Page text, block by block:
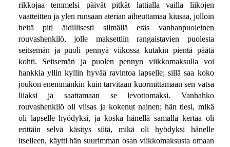
rikkojaa temmelsi päivät pitkät lattialla vailla liikojen
vaatteitten ja ylen runsaan aterian aiheuttamaa kiusaa, jolloin
heitä piti äidillisesti silmällä eräs vanhanpuoleinen
rouvashenkilö, jolle maksettiin rangaistavien puolesta
seitsemän ja puoli pennyä viikossa kutakin pientä päätä
kohti. Seitsemän ja puolen pennyn viikkomaksulla voi
hankkia yllin kyllin hyvää ravintoa lapselle; sillä saa koko
joukon enemmänkin kuin tarvitaan kuormittamaan sen vatsa
liiaksi ja saattamaan se levottomaksi. Vanhahko
rouvashenkilö oli viisas ja kokenut nainen; hän tiesi, mikä
oli lapselle hyödyksi, ja koska hänellä samalla kertaa oli
erittäin selvä käsitys siitä, mikä oli hyödyksi hänelle
itselleen, käytti hän suurimman osan viikkomaksusta omaan